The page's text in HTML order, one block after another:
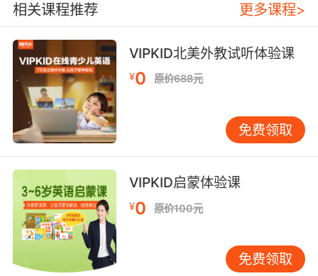
力。Sean Smukler在《Oceanic Narratives》中
将暖流比作"liquid sunbeams"，寒流则是"ice-
veined serpents"，这种拟物化手法使抽象温度
具象化。VIPKID经典案例课展示，学生通过改写
海明威《老人与海》片段，用"tepid embrace of
the gulf stream"替代平铺直叙，显著提升语言质
感。
通感修辞的应用同样精妙。"The sea exhaled
warm breath in early autumn"将触觉转化为视
觉意象，而"icy fingers crept up the
continental shelf"则通过触觉暗示温度变化。教
师可引导学生建立"温度-感官-情感"联想矩阵，
如将"freezing"关联孤寂感，"scorching"联结躁
动感，深化语言理解维度。
相关课程推荐 更多课程>
VIPKID北美外教试听体验课
¥0 原价688元
免费领取
VIPKID启蒙体验课
¥0 原价100元
免费领取